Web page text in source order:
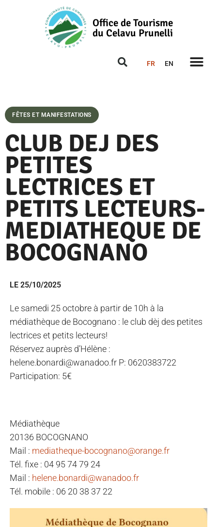
Office de Tourisme
du Celavu Prunelli
FR EN
FÊTES ET MANIFESTATIONS
CLUB DEJ DES
PETITES
LECTRICES ET
PETITS LECTEURS-
MEDIATHEQUE DE
BOCOGNANO
LE 25/10/2025
Le samedi 25 octobre à partir de 10h à la
médiathèque de Bocognano : le club dèj des petites
lectrices et petits lecteurs!
Réservez auprès d’Hélène :
helene.bonardi@wanadoo.fr P: 0620383722
Participation: 5€
Médiathèque
20136 BOCOGNANO
Mail : mediatheque-bocognano@orange.fr
Tél. fixe : 04 95 74 79 24
Mail : helene.bonardi@wanadoo.fr
Tél. mobile : 06 20 38 37 22